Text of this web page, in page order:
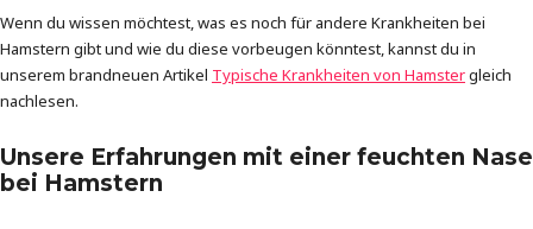
Wenn du wissen möchtest, was es noch für andere Krankheiten bei
Hamstern gibt und wie du diese vorbeugen könntest, kannst du in
unserem brandneuen Artikel Typische Krankheiten von Hamstergleich
nachlesen.
Unsere Erfahrungen mit einer feuchten Nase
bei Hamstern